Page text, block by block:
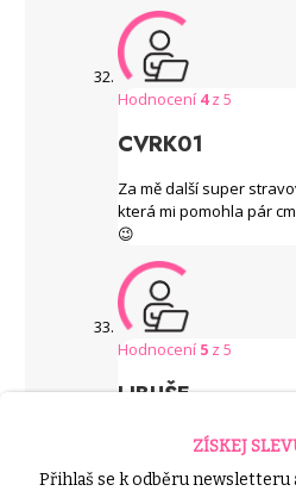
Hodnocení 4z 5
CVRK01
Za mě další super
která mi pomohla pár
😉
Hodnocení 5 z 5
LIBUŠE
Tato výzva se dobře
naučí zdravé stravovací
ZÍSKEJ
Přihlaš se k odběru newsletteru